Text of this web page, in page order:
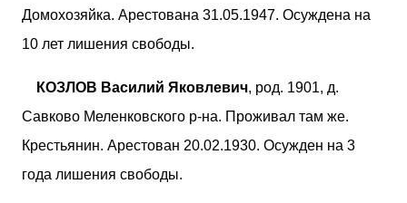
Домохозяйка. Арестована 31.05.1947. Осуждена на
10 лет лишения свободы.
КОЗЛОВ Василий Яковлевич, род. 1901, д.
Савково Меленковского р-на. Проживал там же.
Крестьянин. Арестован 20.02.1930. Осужден на 3
года лишения свободы.